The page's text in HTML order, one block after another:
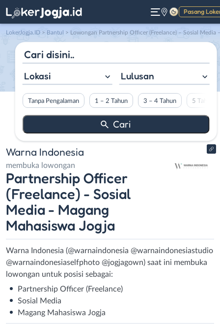
Pasang
Gelap
LokerJogja.ID > Bantul > Lowongan Partnership Officer (Freelance) – Sosial Media – Magang Mahasiswa Jogja di Warna
Lokasi Lulusan
Tanpa Pengalaman 1 – 2 Tahun 3 – 4 Tahun 5 Tahun
Warna Indonesia
membuka lowongan
Partnership Officer
(Freelance) - Sosial
Media - Magang
Mahasiswa Jogja
Warna Indonesia (@warnaindonesia @warnaindonesiastudio
@warnaindonesiaselfphoto @jogjagown) saat ini membuka
lowongan untuk posisi sebagai:
Partnership Officer (Freelance)
Sosial Media
Magang Mahasiswa Jogja